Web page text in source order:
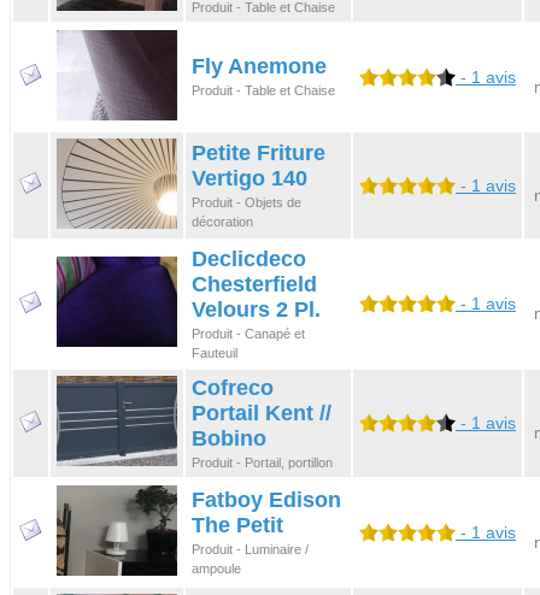
Produit - Table et Chaise
Fly Anemone
Produit - Table et Chaise
- 1 avis
Petite Friture
Vertigo 140
Produit - Objets de
décoration
- 1 avis
Declicdeco
Chesterfield
Velours 2 Pl.
Produit - Canapé et
Fauteuil
- 1 avis
Cofreco
Portail Kent //
Bobino
Produit - Portail, portillon
- 1 avis
Fatboy Edison
The Petit
Produit - Luminaire /
ampoule
- 1 avis